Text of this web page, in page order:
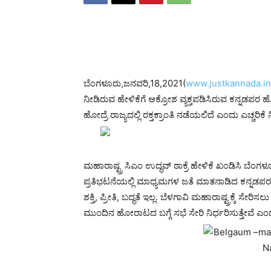
ಬೆಂಗಳೂರು,ಜನವರಿ,18,2021(www.justkannada.in
ನೀಡಿರುವ ಹೇಳಿಕೆಗೆ ಆಕ್ರೋಶ ವ್ಯಕ್ತಪಡಿಸಿರುವ ಕನ್ನಡಪರ
ಹೋದ್ರೆ ರಾಜ್ಯದಲ್ಲಿ ರಕ್ತಕ್ರಾಂತಿ ನಡೆಯಲಿದೆ ಎಂದು ಎಚ್ಚರಿಕೆ
ಮಹಾರಾಷ್ಟ್ರ ಸಿಎಂ ಉದ್ಧವ್ ಠಾಕ್ರೆ ಹೇಳಿಕೆ ಖಂಡಿಸಿ
ಪ್ರತಿಭಟನೆಯಲ್ಲಿ ಮಾಧ್ಯಮಗಳ ಜತೆ ಮಾತನಾಡಿದ
ಶಕ್ತಿ, ಪ್ರೀತಿ, ಬದ್ಧತೆ ಇಲ್ಲ. ಬೆಳಗಾವಿ ಮಹಾರಾಷ್ಟ್ರಕ್ಕೆ
ಮುಂದಿನ ಹೋರಾಟದ ಬಗ್ಗೆ ಸಭೆ ಸೇರಿ ನಿರ್ಧರಿಸುತ್ತೇವೆ